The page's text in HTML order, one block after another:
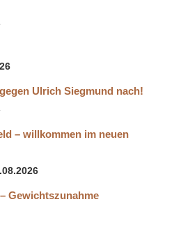
Ulrich Siegmund nach!
– willkommen im neuen
Gewichtszunahme